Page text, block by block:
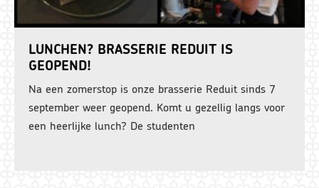
LUNCHEN? BRASSERIE REDUIT IS
GEOPEND!
Na een zomerstop is onze brasserie Reduit sinds 7
september weer geopend. Komt u gezellig langs voor
een heerlijke lunch? De studenten